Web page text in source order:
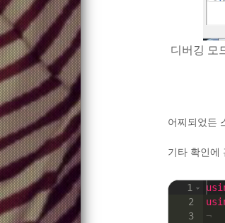
디버깅 모
어찌되었든
기타 확인에
1
2
3
¬